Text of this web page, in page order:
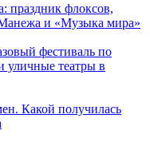
праздник флоксов,
и «Музыка мира»
фестиваль по
уличные театры в
Какой получилась